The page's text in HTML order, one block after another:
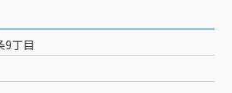
へ
確認・変更
9丁目